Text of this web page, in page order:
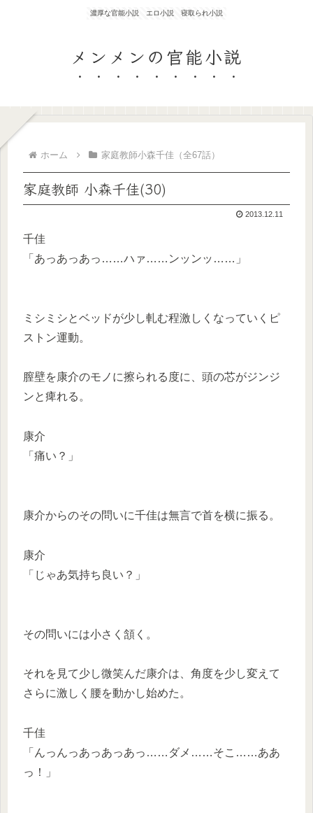
濃厚な官能小説 エロ小説 寝取られ小説
メンメンの官能小説
ホーム 家庭教師小森千佳（全67話）
家庭教師 小森千佳(30)
2013.12.11
千佳
「あっあっあっ……ハァ……ンッンッ……」
ミシミシとベッドが少し軋む程激しくなっていくピ
ストン運動。
膣壁を康介のモノに擦られる度に、頭の芯がジンジ
ンと痺れる。
康介
「痛い？」
康介からのその問いに千佳は無言で首を横に振る。
康介
「じゃあ気持ち良い？」
その問いには小さく頷く。
それを見て少し微笑んだ康介は、角度を少し変えて
さらに激しく腰を動かし始めた。
千佳
「んっんっあっあっあっ……ダメ……そこ……ああ
っ！」